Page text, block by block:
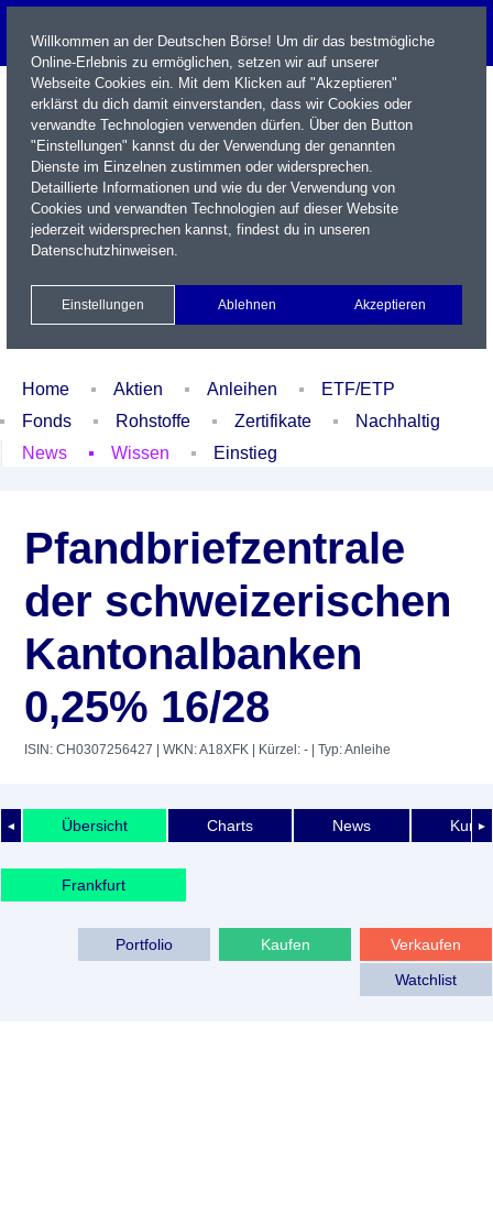
Name / WKN / ISIN / Kürzel
Xetra Realtime
Watchlist Portfolio Login
Home Aktien Anleihen
ETF/ETP
Fonds
Rohstoffe Zertifikate
Nachhaltig
News
Wissen Einstieg
Pfandbriefzentrale
der schweizerischen
Kantonalbanken
0,25% 16/28
ISIN: CH0307256427 | WKN: A18XFK | Kürzel: - | Typ: Anleihe
◄ ►
Übersicht Charts News
Frankfurt
Verkaufen
Kaufen
Portfolio
Watchlist
Willkommen an der Deutschen Börse! Um dir das bestmögliche
Online-Erlebnis zu ermöglichen, setzen wir auf unserer
Webseite Cookies ein. Mit dem Klicken auf "Akzeptieren"
erklärst du dich damit einverstanden, dass wir Cookies oder
verwandte Technologien verwenden dürfen. Über den Button
"Einstellungen" kannst du der Verwendung der genannten
Dienste im Einzelnen zustimmen oder widersprechen.
Detaillierte Informationen und wie du der Verwendung von
Cookies und verwandten Technologien auf dieser Website
jederzeit widersprechen kannst, findest du in unseren
Datenschutzhinweisen.
Einstellungen Ablehnen Akzeptieren